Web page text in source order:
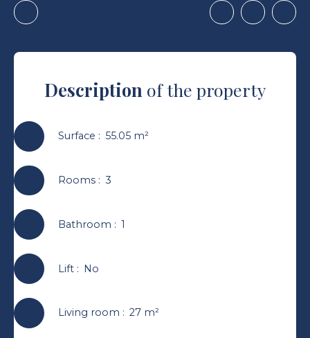
Description of the property
Surface : 55.05 m²
Rooms: 3
Bathroom : 1
Lift: No
Living room : 27 m²